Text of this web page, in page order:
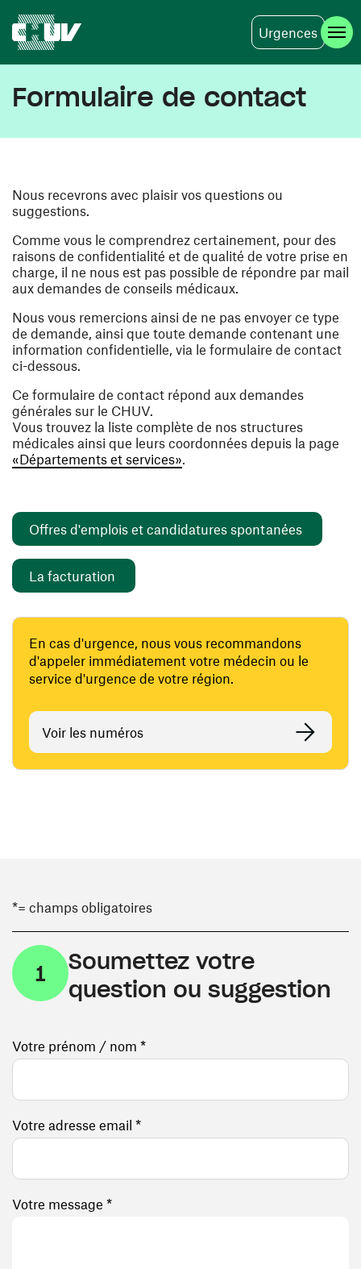
Urgences
Formulaire de contact
Nous recevrons avec plaisir vos questions ou
suggestions.
Comme vous le comprendrez certainement, pour des
raisons de confidentialité et de qualité de votre prise en
charge, il ne nous est pas possible de répondre par mail
aux demandes de conseils médicaux.
Nous vous remercions ainsi de ne pas envoyer ce type
de demande, ainsi que toute demande contenant une
information confidentielle, via le formulaire de contact
ci-dessous.
Ce formulaire de contact répond aux demandes
générales sur le CHUV.
Vous trouvez la liste complète de nos structures
médicales ainsi que leurs coordonnées depuis la page
«Départements et services».
Offres d'emplois et candidatures spontanées
La facturation
En cas d'urgence, nous vous recommandons
d'appeler immédiatement votre médecin ou le
service d'urgence de votre région.
Voir les numéros
*= champs obligatoires
1
Soumettez votre
question ou suggestion
Votre prénom / nom *
Votre adresse email *
Votre message *